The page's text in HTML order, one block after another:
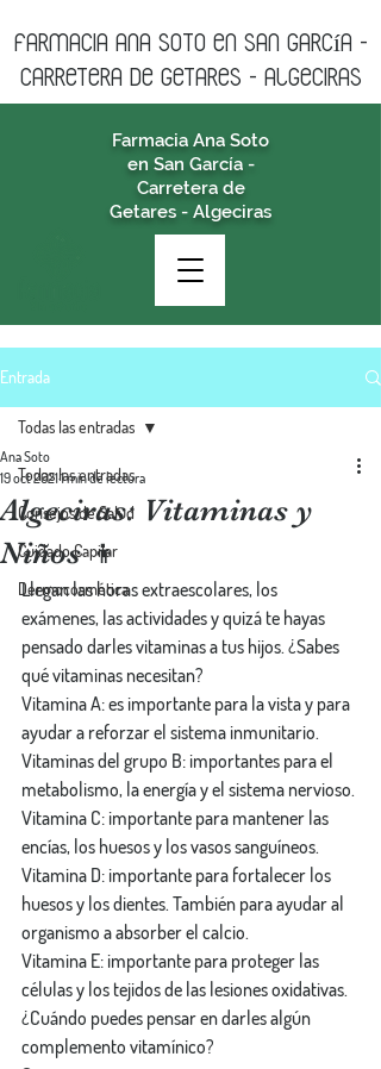
Farmacia Ana Soto
en San García -
Carretera de
Getares - Algeciras
farmacia ANA SOTO en san garcía -
CARRETERA DE GETARES - algeciras
Entrada
Todas las entradas
Consejos de Salud
Cuidado Capilar
Dermocosmética
Todas las entradas
Algeciras: Vitaminas y
Niños 👦
Ana Soto
19 oct 20211 min de lectura
Llegan las horas extraescolares, los
exámenes, las actividades y quizá te hayas
pensado darles vitaminas a tus hijos. ¿Sabes
qué vitaminas necesitan?
Vitamina A: es importante para la vista y para
ayudar a reforzar el sistema inmunitario.
Vitaminas del grupo B: importantes para el
metabolismo, la energía y el sistema nervioso.
Vitamina C: importante para mantener las
encías, los huesos y los vasos sanguíneos.
Vitamina D: importante para fortalecer los
huesos y los dientes. También para ayudar al
organismo a absorber el calcio.
Vitamina E: importante para proteger las
células y los tejidos de las lesiones oxidativas.
¿Cuándo puedes pensar en darles algún
complemento vitamínico?